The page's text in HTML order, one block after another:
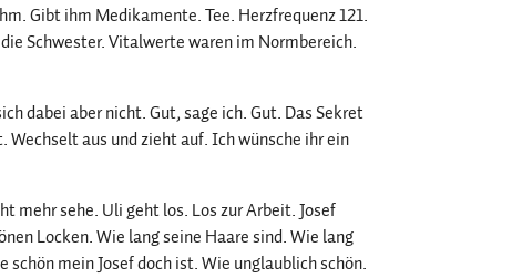
Gibt ihm Medikamente. Tee. Herzfrequenz 121.
Schwester. Vitalwerte waren im Normbereich.
dabei aber nicht. Gut, sage ich. Gut. Das Sekret
aus und zieht auf. Ich wünsche ihr ein
mehr sehe. Uli geht los. Los zur Arbeit. Josef
Locken. Wie lang seine Haare sind. Wie lang
mein Josef doch ist. Wie unglaublich schön.